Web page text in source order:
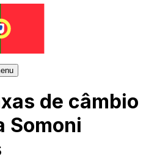
de câmbio
Somoni